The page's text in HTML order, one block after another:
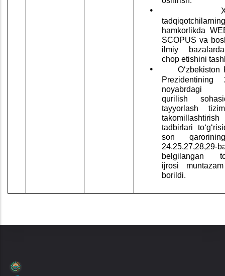
•
hamkorlikda
SCOPUS va
ilmiy
chop etishini
•
Oʻzbekiston
noyabrdagi
qurilish
tayyorlash
tadbirlari
son
24,25,27,28,29-
belgilangan
ijrosi
borildi.